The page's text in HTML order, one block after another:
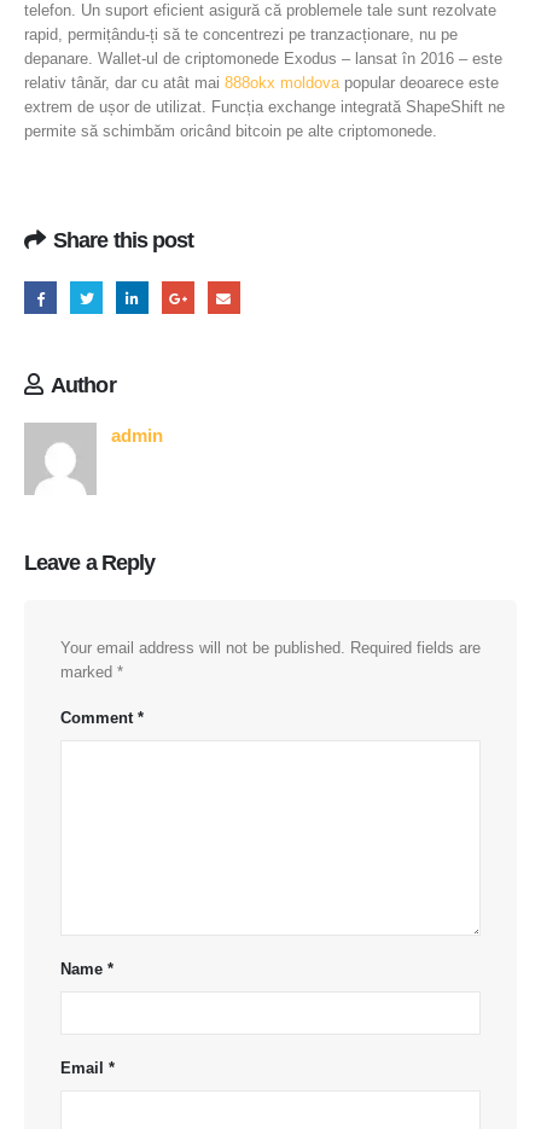
telefon. Un suport eficient asigură că problemele tale sunt rezolvate
rapid, permițându-ți să te concentrezi pe tranzacționare, nu pe
depanare. Wallet-ul de criptomonede Exodus – lansat în 2016 – este
relativ tânăr, dar cu atât mai 888okx moldovapopular deoarece este
extrem de ușor de utilizat. Funcția exchange integrată ShapeShift ne
permite să schimbăm oricând bitcoin pe alte criptomonede.
Share this post
Author
admin
Leave a Reply
Your email address will not be published.
Required fields are
marked *
Comment *
Name *
Email *